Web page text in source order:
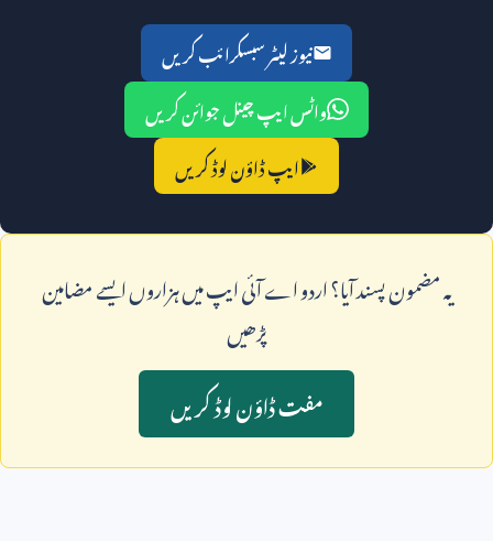
نیوز لیٹر سبسکرائب کریں
واٹس ایپ چینل جوائن کریں
ایپ ڈاؤن لوڈ کریں
يہ مضمون پسند آيا؟ اردو اے آئی ايپ ميں ہزاروں ايسے مضامين
پڑھيں
مفت ڈاؤن لوڈ کريں